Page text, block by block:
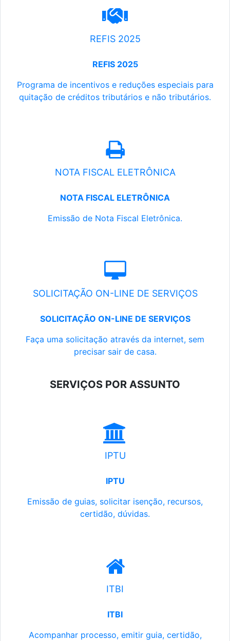
REFIS 2025
REFIS 2025
Programa de incentivos e reduções especiais para
quitação de créditos tributários e não tributários.
NOTA FISCAL ELETRÔNICA
NOTA FISCAL ELETRÔNICA
Emissão de Nota Fiscal Eletrônica.
SOLICITAÇÃO ON-LINE DE SERVIÇOS
SOLICITAÇÃO ON-LINE DE SERVIÇOS
Faça uma solicitação através da internet, sem
precisar sair de casa.
SERVIÇOS POR ASSUNTO
IPTU
IPTU
Emissão de guias, solicitar isenção, recursos,
certidão, dúvidas.
ITBI
ITBI
Acompanhar processo, emitir guia, certidão,